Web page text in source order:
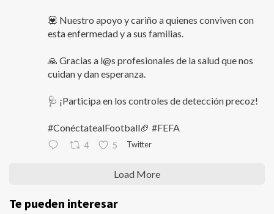
💟 Nuestro apoyo y cariño a quienes conviven con
esta enfermedad y a sus familias.
🙏 Gracias a l@s profesionales de la salud que nos
cuidan y dan esperanza.
🩺 ¡Participa en los controles de detección precoz!
#ConéctatealFootball🏈 #FEFA
4 5 Twitter
Load More
Te pueden interesar